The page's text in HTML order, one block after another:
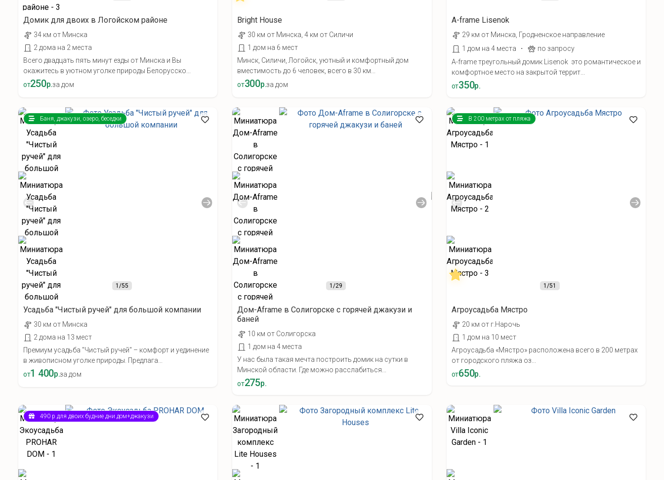
Домик для двоих в Логойском районе
34 км от Минска
2 дома на 2 места
Всего двадцать пять минут езды от Минска и Вы
окажитесь в уютном уголке природы Белорусско...
от250р.за дом
Bright House
30 км от Минска, 4 км от Силичи
1 дом на 6 мест
Минск, Силичи, Логойск, уютный и комфортный дом
вместимость до 6 человек, всего в 30 км...
от300р.за дом
A-frame Lisenok
29 км от Минска, Гродненское направление
1 дом на 4 места
·
по запросу
A-frame треугольный домик Lisenok это романтическое и
комфортное место на закрытой террит...
от350р.
1 /55
Баня, джакузи, озеро, беседки
Усадьба "Чистый ручей" для большой компании
30 км от Минска
2 дома на 13 мест
Премиум усадьба "Чистый ручей" – комфорт и уединение
в живописном уголке природы. Предлага...
от1 400р.за дом
1/29
Дом-Aframe в Солигорске с горячей джакузи и
баней
10 км от Солигорска
1 дом на 4 места
У нас была такая мечта построить домик на сутки в
Минской области. Где можно расслабиться...
от275р.
1/51
В 200 метрах от пляжа
Агроусадьба Мястро
20 км от г.Нарочь
1 дом на 10 мест
Агроусадьба «Мястро» расположена всего в 200 метрах
от городского пляжа оз...
от650р.
490 р для двоих будние дни дом+джакузи